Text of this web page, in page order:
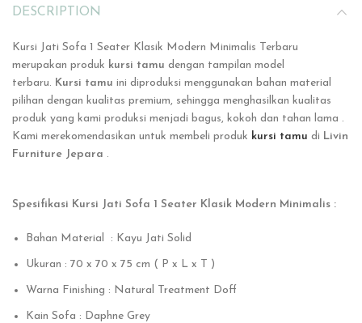
DESCRIPTION
Kursi Jati Sofa 1 Seater Klasik Modern Minimalis Terbaru
merupakan produk kursi tamu dengan tampilan model
terbaru. Kursi tamu ini diproduksi menggunakan bahan material
pilihan dengan kualitas premium, sehingga menghasilkan kualitas
produk yang kami produksi menjadi bagus, kokoh dan tahan lama .
Kami merekomendasikan untuk membeli produk kursi tamu di Livin
Furniture Jepara .
Spesifikasi Kursi Jati Sofa 1 Seater Klasik Modern Minimalis :
Bahan Material : Kayu Jati Solid
Ukuran : 70 x 70 x 75 cm ( P x L x T )
Warna Finishing : Natural Treatment Doff
Kain Sofa : Daphne Grey